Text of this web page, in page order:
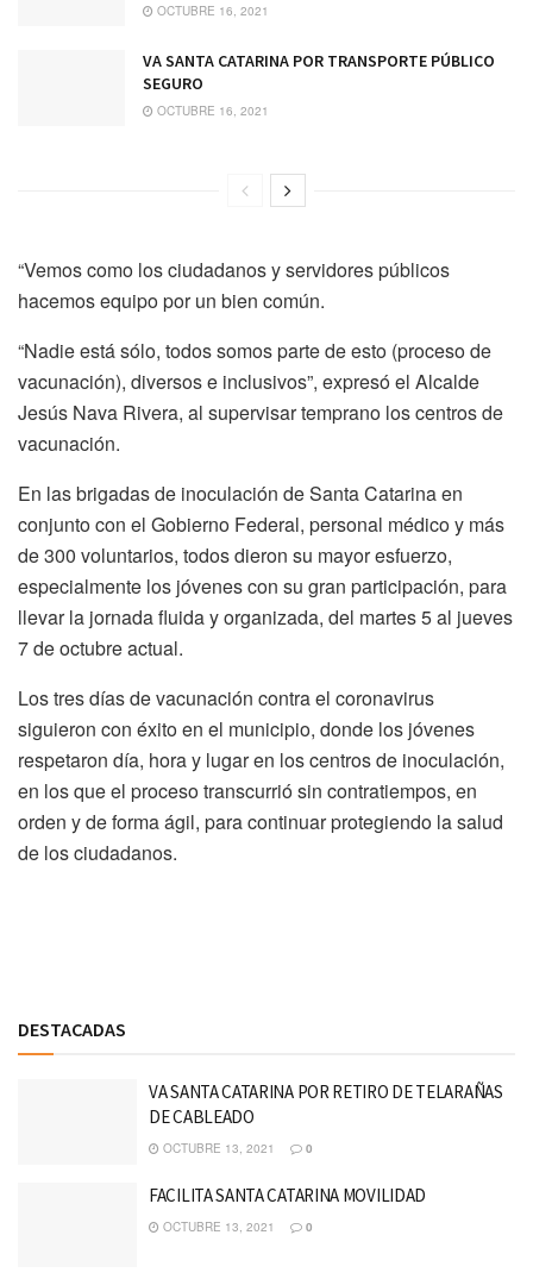
OCTUBRE 16, 2021
VA SANTA CATARINA POR TRANSPORTE PÚBLICO
SEGURO
OCTUBRE 16, 2021
“Vemos como los ciudadanos y servidores públicos
hacemos equipo por un bien común.
“Nadie está sólo, todos somos parte de esto (proceso de
vacunación), diversos e inclusivos”, expresó el Alcalde
Jesús Nava Rivera, al supervisar temprano los centros de
vacunación.
En las brigadas de inoculación de Santa Catarina en
conjunto con el Gobierno Federal, personal médico y más
de 300 voluntarios, todos dieron su mayor esfuerzo,
especialmente los jóvenes con su gran participación, para
llevar la jornada fluida y organizada, del martes 5 al jueves
7 de octubre actual.
Los tres días de vacunación contra el coronavirus
siguieron con éxito en el municipio, donde los jóvenes
respetaron día, hora y lugar en los centros de inoculación,
en los que el proceso transcurrió sin contratiempos, en
orden y de forma ágil, para continuar protegiendo la salud
de los ciudadanos.
DESTACADAS
VA SANTA CATARINA POR RETIRO DE TELARAÑAS
DE CABLEADO
OCTUBRE 13, 2021 0
FACILITA SANTA CATARINA MOVILIDAD
OCTUBRE 13, 2021 0